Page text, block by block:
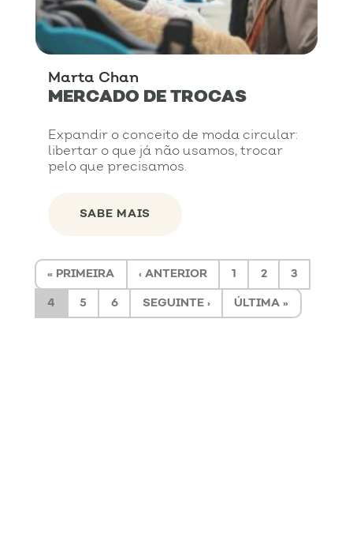
Marta Chan
MERCADO DE TROCAS
Expandir o conceito de moda circular:
libertar o que já não usamos, trocar
pelo que precisamos.
SABE MAIS
« PRIMEIRA ‹ ANTERIOR 1 2
3
4
5 6 SEGUINTE › ÚLTIMA »